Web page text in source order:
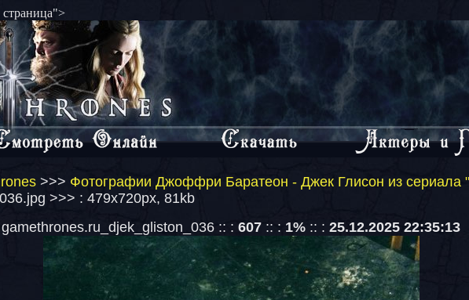
страница">
>>> Фотографии Джоффри Баратеон - Джек Глисон из сериала
>>> : 479x720px, 81kb
gamethrones.ru_djek_gliston_036 :: : 607 :: : 1% :: : 25.12.2025 22:35:13